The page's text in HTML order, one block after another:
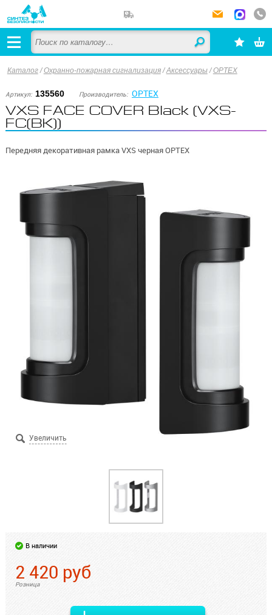
Каталог/Охранно-пожарная сигнализация /Аксессуары /OPTEX
Артикул: 135560 Производитель: OPTEX
VXS FACE COVER Black (VXS-
FC(BK))
Передняя декоративная рамка VXS черная OPTEX
В наличии
2 420 руб
Розница